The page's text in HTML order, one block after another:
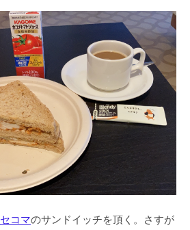
セコマのサンドイッチを頂く。さすが